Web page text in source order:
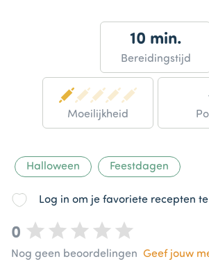
10 min.
Bereidingstijd
Moeilijkheid
Halloween Feestdagen
Log in om je favoriete recepten
0
Nog geen beoordelingen Geef jouw